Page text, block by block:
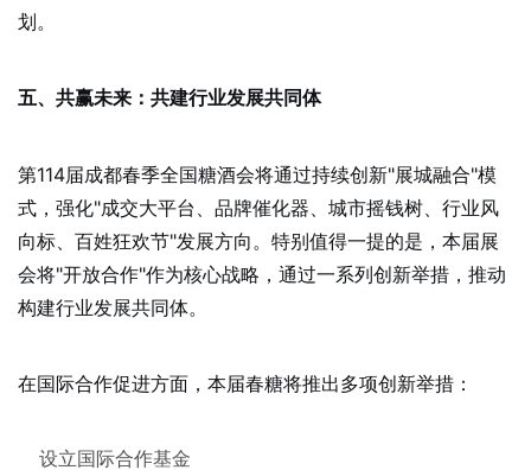
划。
五、共赢未来：共建行业发展共同体
第114届成都春季全国糖酒会将通过持续创新"展城融合"模
式，强化"成交大平台、品牌催化器、城市摇钱树、行业风
向标、百姓狂欢节"发展方向。特别值得一提的是，本届展
会将"开放合作"作为核心战略，通过一系列创新举措，推动
构建行业发展共同体。
在国际合作促进方面，本届春糖将推出多项创新举措：
设立国际合作基金